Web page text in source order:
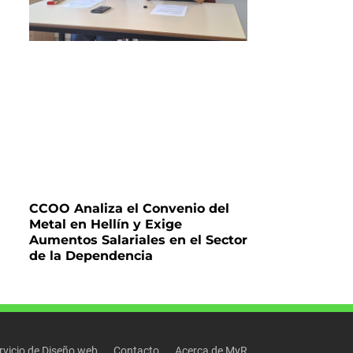
CCOO Analiza el Convenio del
Metal en Hellín y Exige
Aumentos Salariales en el Sector
de la Dependencia
de Diseño web Contacto Acerca de MyR